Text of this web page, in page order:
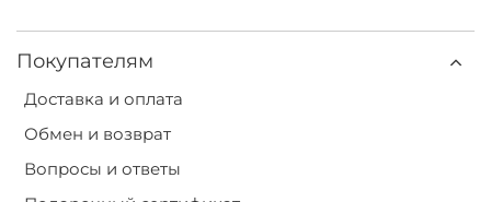
Покупателям
Доставка и оплата
Обмен и возврат
Вопросы и ответы